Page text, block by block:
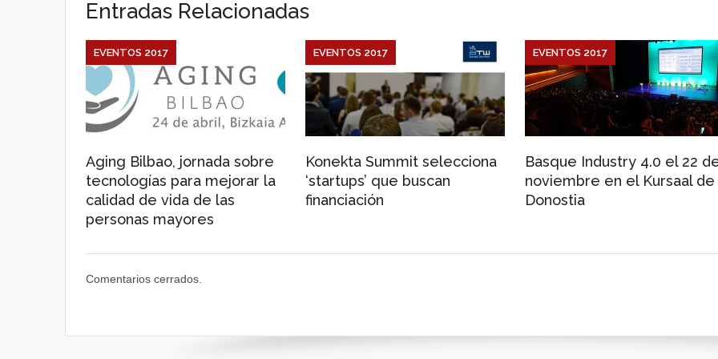
Entradas Relacionadas
Aging Bilbao, jornada sobre
tecnologías para mejorar la
calidad de vida de las
personas mayores
EVENTOS 2017
Konekta Summit selecciona
‘startups’ que buscan
financiación
EVENTOS 2017
Basque Industry 4.0 el 22
noviembre en el Kursaal de
Donostia
EVENTOS 2017
Comentarios cerrados.